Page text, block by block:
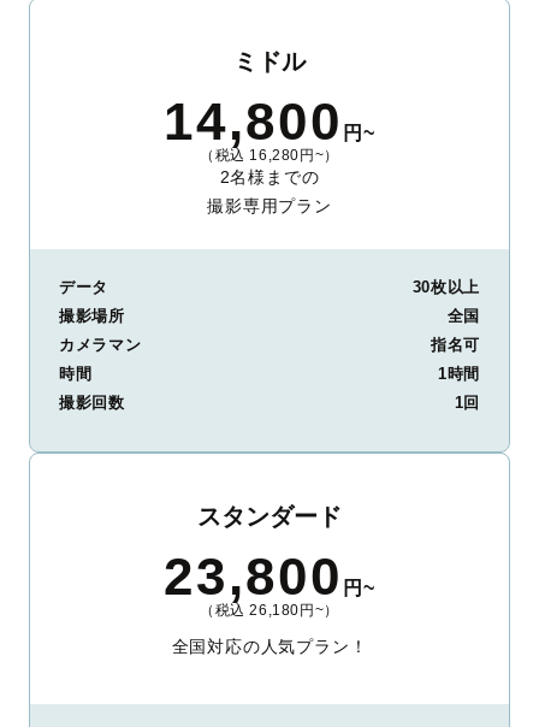
ミドル
14,800 円~
（税込 16,280円~）
2名様までの
撮影専用プラン
データ
30枚以上
撮影場所
全国
カメラマン
指名可
時間
1時間
撮影回数
1回
スタンダード
23,800 円~
（税込 26,180円~）
全国対応の人気プラン！